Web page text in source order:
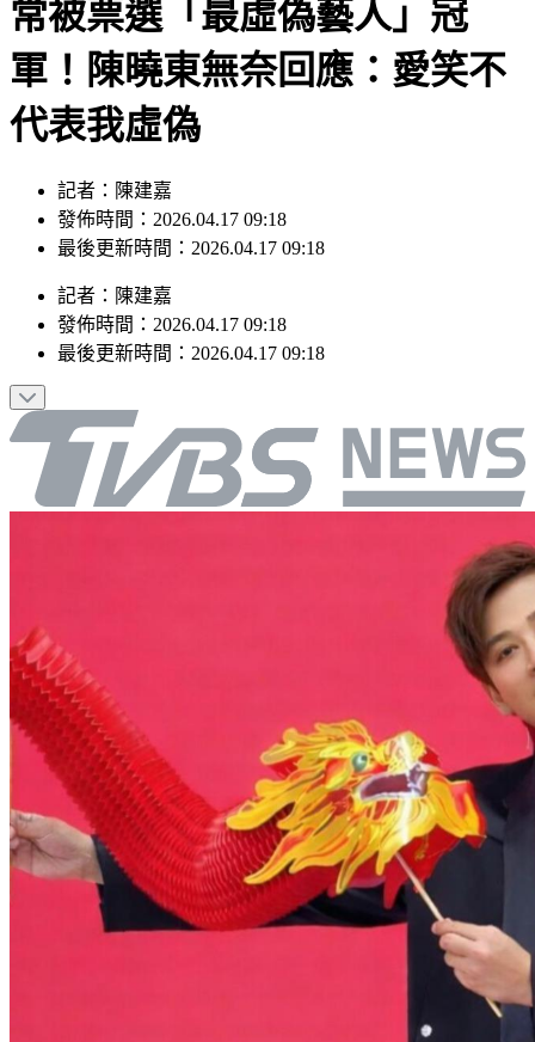
常被票選「最虛偽藝人」冠
軍！陳曉東無奈回應：愛笑不
代表我虛偽
記者：陳建嘉
發佈時間：2026.04.17 09:18
記者：陳建嘉
發佈時間：2026.04.17 09:18